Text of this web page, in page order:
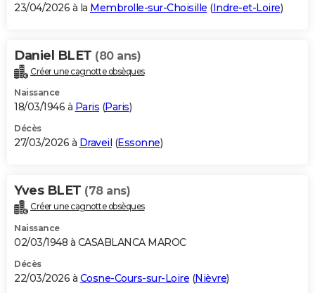
23/04/2026 à la Membrolle-sur-Choisille (Indre-et-Loire)
Daniel BLET (80 ans)
Créer une cagnotte obsèques
Naissance
18/03/1946 à Paris (Paris)
Décès
27/03/2026 à Draveil (Essonne)
Yves BLET (78 ans)
Créer une cagnotte obsèques
Naissance
02/03/1948 à CASABLANCA MAROC
Décès
22/03/2026 à Cosne-Cours-sur-Loire (Nièvre)